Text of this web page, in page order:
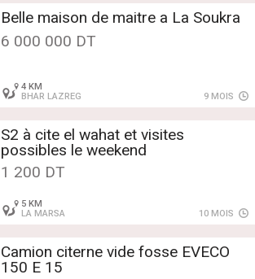
Belle maison de maitre a La Soukra
6 000 000 DT
4 KM
BHAR LAZREG
9 MOIS
S2 à cite el wahat et visites
possibles le weekend
1 200 DT
5 KM
LA MARSA
10 MOIS
Camion citerne vide fosse EVECO
150 E 15